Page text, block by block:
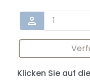
person
Klicken Sie auf